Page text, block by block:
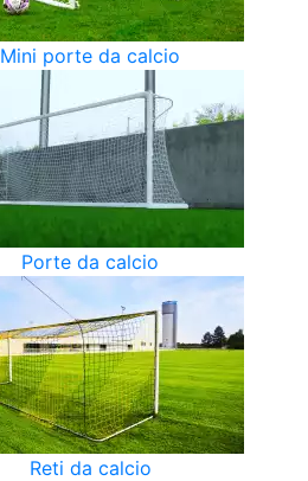
Mini porte da calcio
Porte da calcio
Reti da calcio